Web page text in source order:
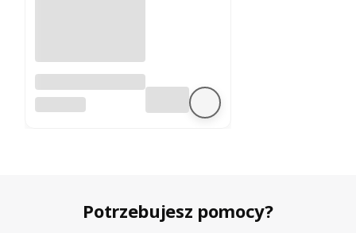
A4988 sterownik
silnika krokowego
Potrzebujesz pomocy?